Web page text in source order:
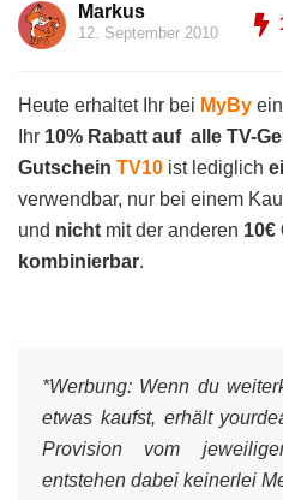
Markus
12. September 2010
Heute erhaltet Ihr bei MyBy
Ihr 10% Rabatt auf alle TV-
Gutschein TV10 ist lediglich
verwendbar, nur bei einem
und nicht mit der anderen 10€
kombinierbar.
*Werbung: Wenn du
etwas kaufst, erhält
Provision vom
entstehen dabei keinerlei